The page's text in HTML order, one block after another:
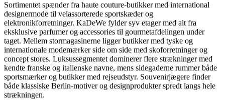
Sortimentet spænder fra haute couture-butikker med international
designermode til velassorterede sportskæder og
elektronikforretninger. KaDeWe fylder syv etager med alt fra
eksklusive parfumer og accessories til gourmetafdelingen under
taget. Mellem stormagasinerne ligger butikker med tyske og
internationale modemærker side om side med skoforretninger og
concept stores. Luksussegmentet dominerer flere strækninger med
kendte franske og italienske navne, mens sidegaderne rummer både
sportsmærker og butikker med rejseudstyr. Souvenirjægere finder
både klassiske Berlin-motiver og designprodukter spredt langs hele
strækningen.